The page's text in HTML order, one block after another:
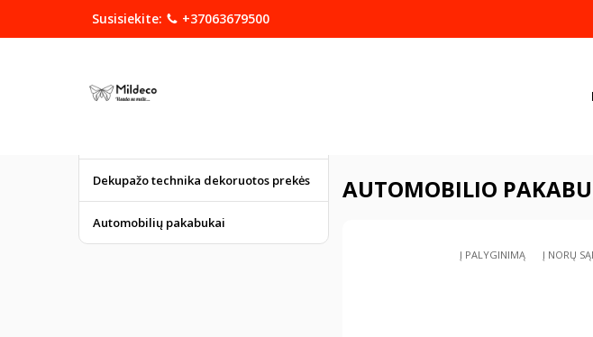
Susisiekite: +37063679500
AUTOMOBILIO
Į PALYGINIMĄ Į NORŲ
DOVANOS
Dekupažo technika dekoruotos prekės
Automobilių pakabukai